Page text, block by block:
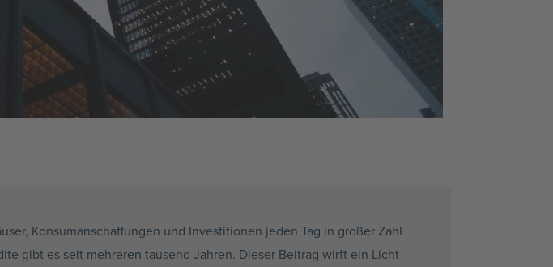
Konsumanschaffungen und Investitionen jeden Tag in großer Zahl
gibt es seit mehreren tausend Jahren. Dieser Beitrag wirft ein Licht